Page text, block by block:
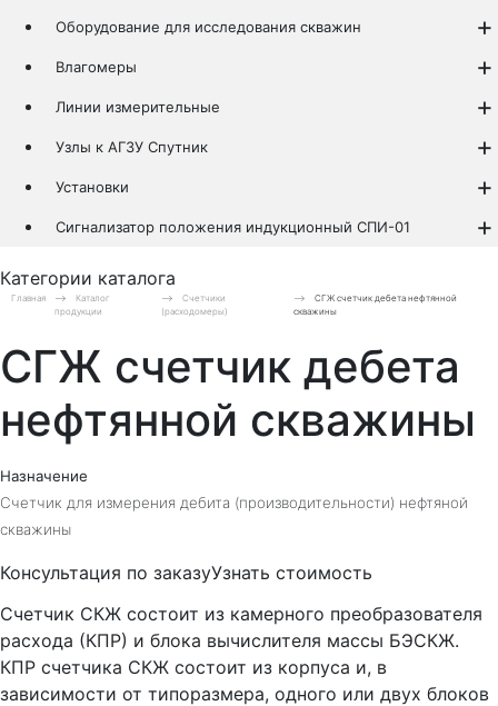
Оборудование для исследования скважин
Влагомеры
Линии измерительные
Узлы к АГЗУ Спутник
Установки
Сигнализатор положения индукционный СПИ-01
Категории каталога
Главная
Каталог
продукции
Счетчики
(расходомеры)
СГЖ счетчик дебета нефтянной
скважины
СГЖ счетчик дебета
нефтянной скважины
Назначение
Счетчик для измерения дебита (производительности) нефтяной
скважины
Консультация по заказуУзнать стоимость
Счетчик СКЖ состоит из камерного преобразователя
расхода (КПР) и блока вычислителя массы БЭСКЖ.
КПР счетчика СКЖ состоит из корпуса и, в
зависимости от типоразмера, одного или двух блоков